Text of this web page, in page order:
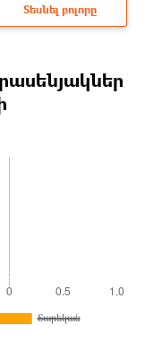
Տեսնել բոլորը